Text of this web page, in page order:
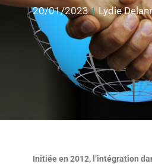
20/01/2023 Lydie
Initiée en 2012, l’intégration